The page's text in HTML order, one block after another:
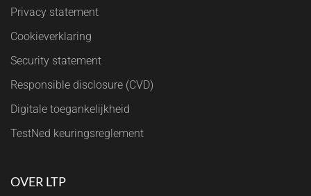
Privacy statement
Cookieverklaring
Security statement
Responsible disclosure (CVD)
Digitale toegankelijkheid
TestNed keuringsreglement
OVER LTP